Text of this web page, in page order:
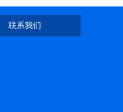
联系我们